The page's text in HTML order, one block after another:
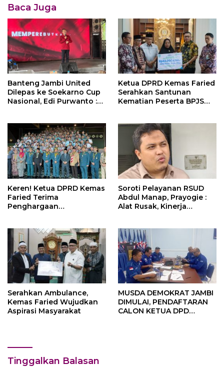
Baca Juga
Banteng Jambi United
Dilepas ke Soekarno Cup
Nasional, Edi Purwanto :
Ketua DPRD Kemas Faried
Serahkan Santunan
Kematian Peserta BPJS
Keren! Ketua DPRD Kemas
Faried Terima
Penghargaan
dari Persekutuan
Pengakap Malaysia
Soroti Pelayanan RSUD
Abdul Manap, Prayogie :
Alat Rusak, Kinerja
Serahkan Ambulance,
Kemas Faried Wujudkan
Aspirasi Masyarakat
MUSDA DEMOKRAT JAMBI
DIMULAI, PENDAFTARAN
CALON KETUA DPD
Tinggalkan Balasan